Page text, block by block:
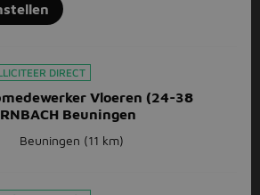
DIRECT
Vloeren (24-38
Beuningen
Beuningen (11 km)